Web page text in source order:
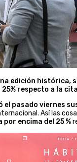
edición histórica,
respecto a la
el pasado viernes
Así las
encima del 25 %